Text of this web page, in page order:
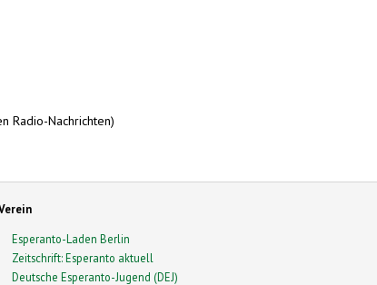
Radio-Nachrichten)
Esperanto-Laden Berlin
Zeitschrift: Esperanto aktuell
Deutsche Esperanto-Jugend (DEJ)